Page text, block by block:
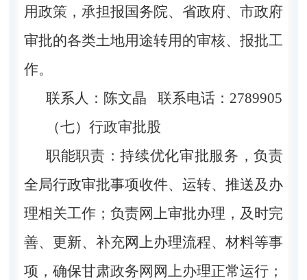
用政策，承担报国务院、省政府、市政府
审批的各类土地用途转用的审核、报批工
作。
联系人：陈文晶 联系电话：2789905
（七）行政审批股
职能职责：持续优化审批服务，负责
全局行政审批事项收件、运转、推送及办
理相关工作；负责网上审批办理，及时完
善、更新、补充网上办理流程、材料等事
项，确保甘肃政务网网上办理正常运行；